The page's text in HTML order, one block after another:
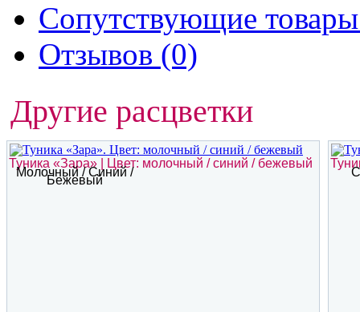
Сопутствующие
Отзывов (0)
Другие расцветки
Туника «Зара» | Цвет: молочный / синий / бежевый
Молочный / Синий /
Бежевый